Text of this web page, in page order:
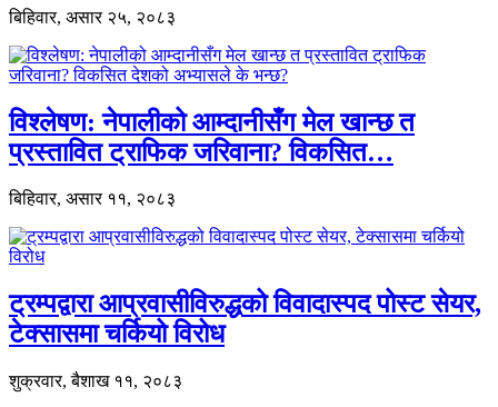
बिहिवार, असार २५, २०८३
विश्लेषण: नेपालीको आम्दानीसँग मेल खान्छ त
प्रस्तावित ट्राफिक जरिवाना? विकसित…
बिहिवार, असार ११, २०८३
ट्रम्पद्वारा आप्रवासीविरुद्धको विवादास्पद पोस्ट सेयर,
टेक्सासमा चर्कियो विरोध
शुक्रवार, बैशाख ११, २०८३